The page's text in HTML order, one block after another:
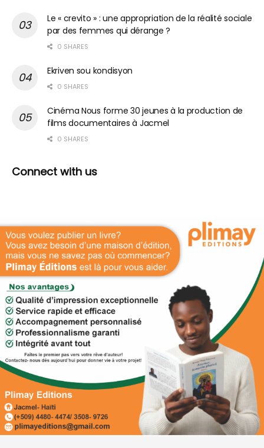
Le « crevito » : une appropriation de la réalité sociale
par des femmes qui dérange ?
0 SHARES
Ekriven sou kondisyon
0 SHARES
Cinéma Nous forme 30 jeunes à la production de
films documentaires à Jacmel
0 SHARES
Connect with us